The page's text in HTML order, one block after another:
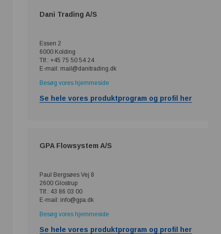
Dani Trading A/S
Essen 2
6000 Kolding
Tlf.: +45 75 50 54 24
E-mail: mail@danitrading.dk
Besøg vores hjemmeside
Se hele vores produktprogram og profil her
GPA Flowsystem A/S
Paul Bergsøes Vej 8
2600 Glostrup
Tlf.: 43 86 03 00
E-mail: info@gpa.dk
Besøg vores hjemmeside
Se hele vores produktprogram og profil her